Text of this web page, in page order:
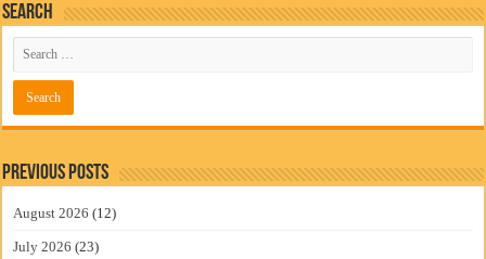
Search
Previous Posts
August 2026 (12)
July 2026 (23)